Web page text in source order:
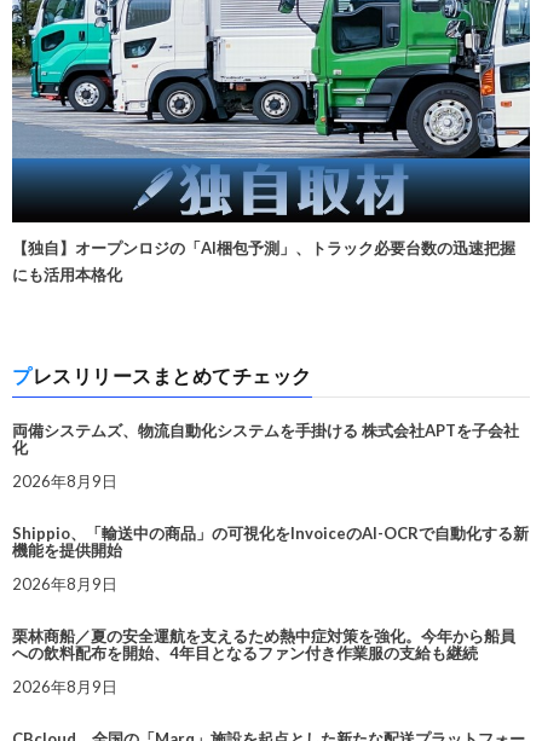
【独自】オープンロジの「AI梱包予測」、トラック必要台数の迅速把握
にも活用本格化
プレスリリースまとめてチェック
両備システムズ、物流自動化システムを手掛ける 株式会社APTを子会社
化
2026年8月9日
Shippio、「輸送中の商品」の可視化をInvoiceのAI-OCRで自動化する新
機能を提供開始
2026年8月9日
栗林商船／夏の安全運航を支えるため熱中症対策を強化。今年から船員
への飲料配布を開始、4年目となるファン付き作業服の支給も継続
2026年8月9日